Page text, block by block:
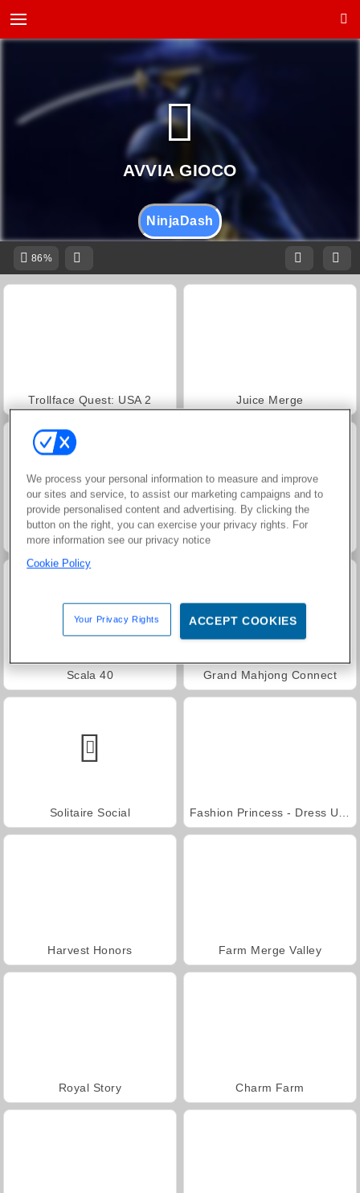
NinjaDash
86%
Trollface Quest: USA 2 Juice Merge
Jewel Garden Story
Scala 40 Grand Mahjong Connect
Solitaire Social
Harvest Honors Farm Merge Valley
Royal Story Charm Farm
We process your personal information to measure and improve
our sites and service, to assist our marketing campaigns and to
provide personalised content and advertising. By clicking the
button on the right, you can exercise your privacy rights. For
more information see our privacy notice
Cookie Policy
Your Privacy Rights ACCEPT COOKIES